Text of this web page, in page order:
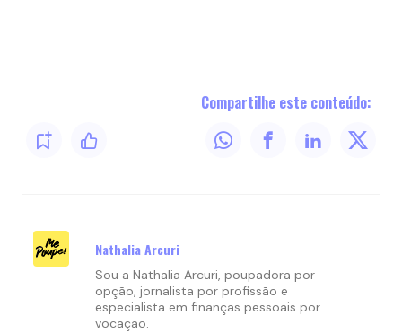
Compartilhe este conteúdo:
Nathalia Arcuri
Sou a Nathalia Arcuri, poupadora por
opção, jornalista por profissão e
especialista em finanças pessoais por
vocação.